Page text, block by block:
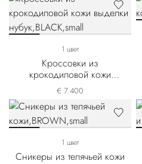
1 цвет
Кроссовки из
крокодиловой кожи
выделки нубук
€ 7.400
1 цвет
Сникеры из телячьей кожи